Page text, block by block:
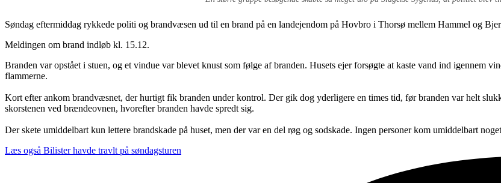
Søndag eftermiddag rykkede politi og brandvæsen ud til en brand på en landejendom på Hovbro i Thorsø mellem Hammel og
Meldingen om brand indløb kl. 15.12.
Branden var opstået i stuen, og et vindue var blevet knust som følge af branden. Husets ejer forsøgte at kaste vand ind igennem
flammerne.
Kort efter ankom brandvæsnet, der hurtigt fik branden under kontrol. Der gik dog yderligere en times tid, før branden var helt
skorstenen ved brændeovnen, hvorefter branden havde spredt sig.
Der skete umiddelbart kun lettere brandskade på huset, men der var en del røg og sodskade. Ingen personer kom umiddelbart
Læs også Bilister havde travlt på søndagsturen